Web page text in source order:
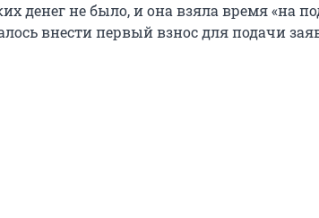
денег не было, и она взяла время «на
внести первый взнос для подачи